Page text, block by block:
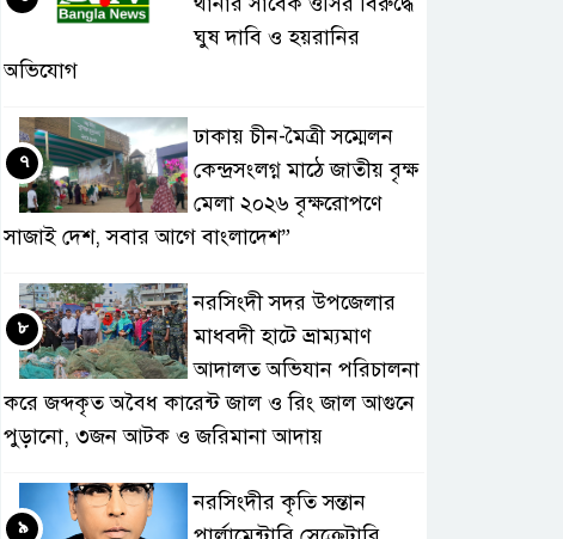
ঘুষ দাবি ও হয়রানির
অভিযোগ
ঢাকায় চীন-মৈত্রী সম্মেলন
কেন্দ্রসংলগ্ন মাঠে জাতীয় বৃক্ষ
মেলা ২০২৬ বৃক্ষরোপণে
সাজাই দেশ, সবার আগে বাংলাদেশ”
৭
নরসিংদী সদর উপজেলার
মাধবদী হাটে ভ্রাম্যমাণ
আদালত অভিযান পরিচালনা
করে জব্দকৃত অবৈধ কারেন্ট জাল ও রিং জাল আগুনে
পুড়ানো, ৩জন আটক ও জরিমানা আদায়
৮
নরসিংদীর কৃতি সন্তান
৯